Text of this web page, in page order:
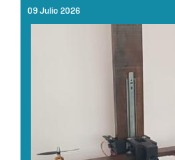
09 Julio 2026